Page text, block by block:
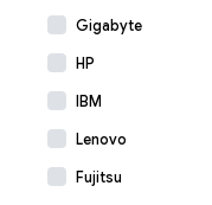
Gigabyte
HP
IBM
Lenovo
Fujitsu